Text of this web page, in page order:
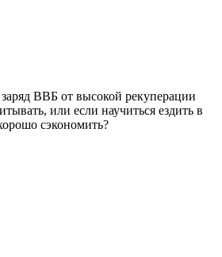
заряд ВВБ от высокой рекуперации
или если научиться ездить в
сэкономить?